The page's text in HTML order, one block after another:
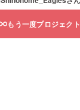
もう一度プロジェク